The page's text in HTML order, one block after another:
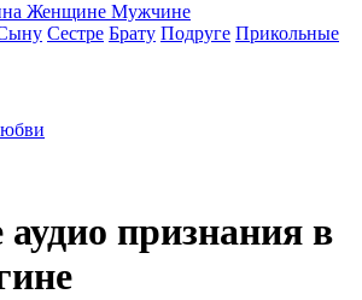
Женщине Мужчине
Сестре Брату Подруге Прикольные
аудио признания в